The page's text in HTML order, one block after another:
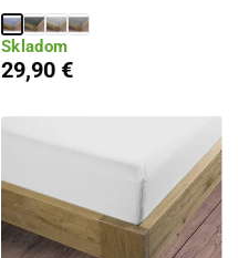
Skladom
29,90 €